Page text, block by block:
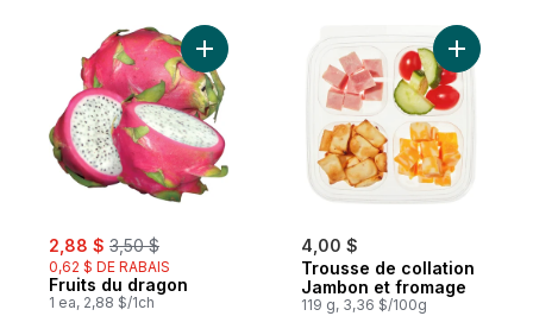
sale:
2,88 $ , formerly:
3,50 $
0,62 $ DE RABAIS
Fruits du dragon
1 ea, 2,88 $/1ch
Ajouter Fruits du dragon au panier
4,00 $
Trousse de collation
Jambon et fromage
119 g, 3,36 $/100g
Ajouter